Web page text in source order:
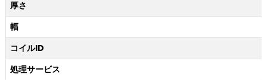
厚さ
幅
コイルID
処理サービス